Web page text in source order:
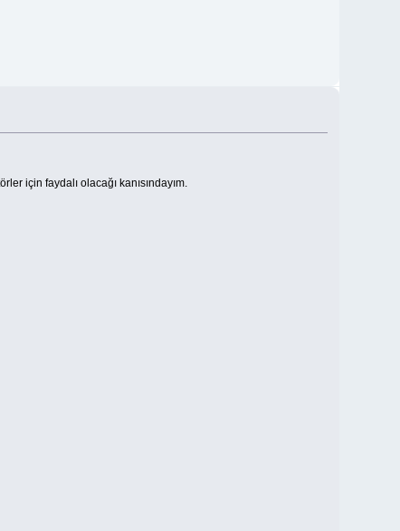
için faydalı olacağı kanısındayım.